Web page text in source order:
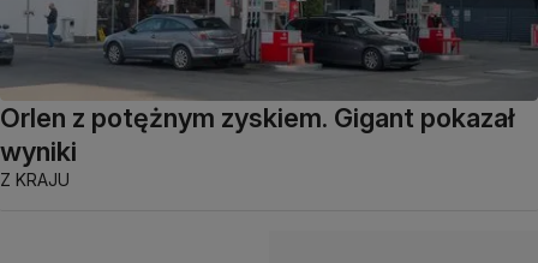
Orlen z potężnym zyskiem. Gigant pokazał
wyniki
Z KRAJU